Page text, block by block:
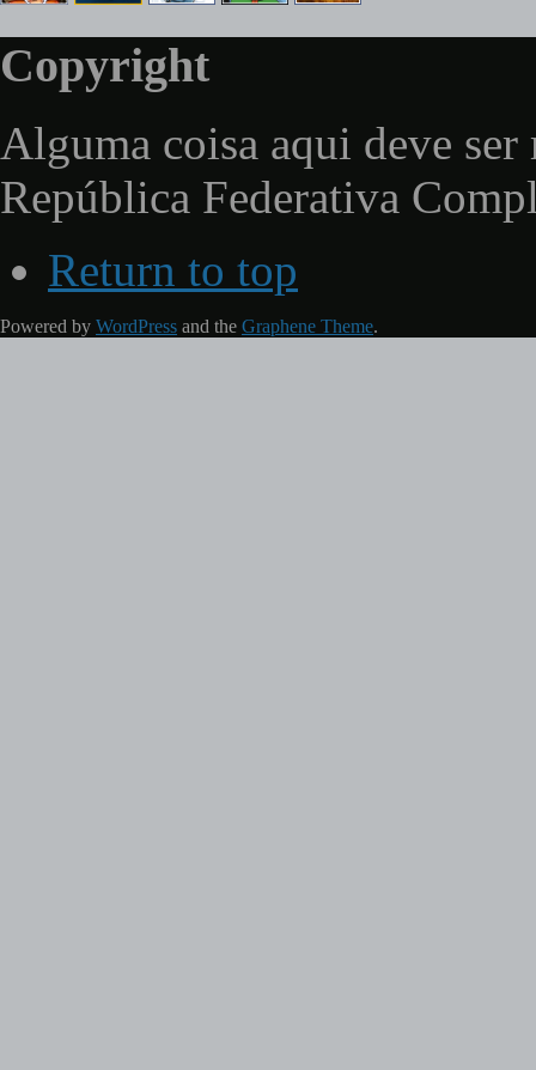
Copyright
Alguma coisa aqui deve ser
República Federativa
Return to top
Powered by WordPress and the Graphene Theme.